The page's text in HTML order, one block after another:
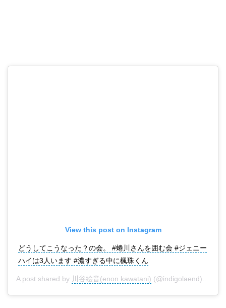
View this post on Instagram
どうしてこうなった？の会。 #蜷川さんを囲む会 #ジェニー
ハイは3人います #濃すぎる中に楓珠くん
A post shared by 川谷絵音(enon kawatani) (@indigolaend) on